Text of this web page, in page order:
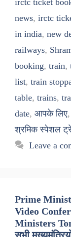
irctc ticket
news, irctc
in india, new
railways,
booking, train,
list, train
table, trains,
date, आपके लिए,
श्रमिक स्पेशल
Leave a
Prime
Video
Ministers